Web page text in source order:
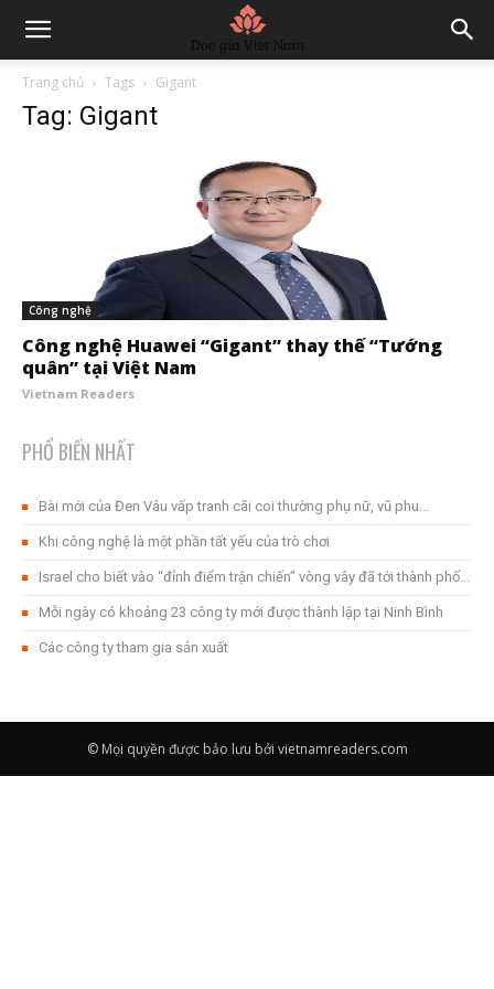
Trang chủ Tags Gigant
Tag: Gigant
Công nghệ
Công nghệ Huawei “Gigant” thay thế “Tướng
quân” tại Việt Nam
Vietnam Readers
PHỔ BIẾN NHẤT
Bài mới của Đen Vâu vấp tranh cãi coi thường phụ nữ, vũ phu...
Khi công nghệ là một phần tất yếu của trò chơi
Israel cho biết vào “đỉnh điểm trận chiến” vòng vây đã tới thành phố...
Mỗi ngày có khoảng 23 công ty mới được thành lập tại Ninh Bình
Các công ty tham gia sản xuất
© Mọi quyền được bảo lưu bởi vietnamreaders.com